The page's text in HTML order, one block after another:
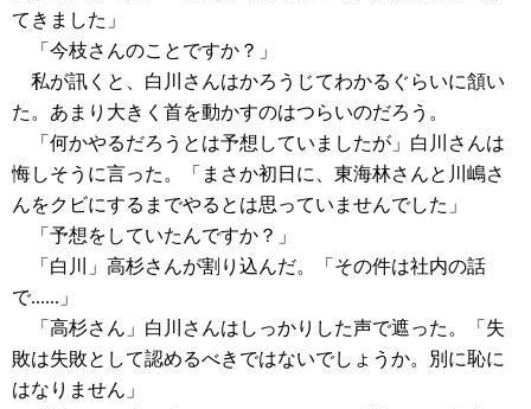
てきました」
「今枝さんのことですか？」
私が訊くと、白川さんはかろうじてわかるぐらいに頷い
た。あまり大きく首を動かすのはつらいのだろう。
「何かやるだろうとは予想していましたが」白川さんは
悔しそうに言った。「まさか初日に、東海林さんと川嶋さ
んをクビにするまでやるとは思っていませんでした」
「予想をしていたんですか？」
「白川」高杉さんが割り込んだ。「その件は社内の話
で......」
「高杉さん」白川さんはしっかりした声で遮った。「失
敗は失敗として認めるべきではないでしょうか。別に恥に
はなりません」